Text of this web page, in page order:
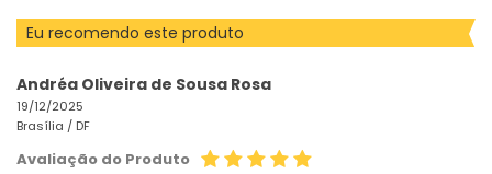
Eu recomendo este produto
Andréa Oliveira de Sousa Rosa
19/12/2025
Brasília / DF
Avaliação do Produto